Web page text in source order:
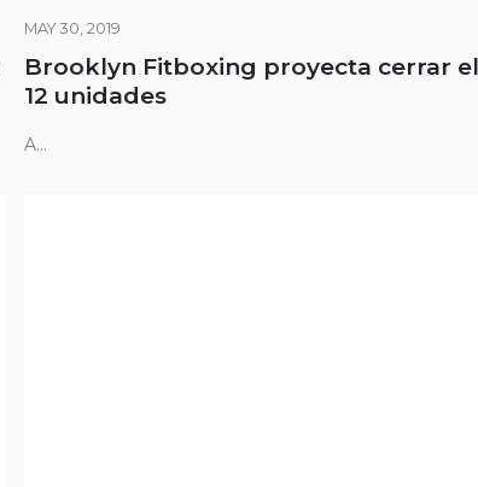
MAY 30, 2019
Brooklyn Fitboxing proyecta cerrar
12 unidades
A...